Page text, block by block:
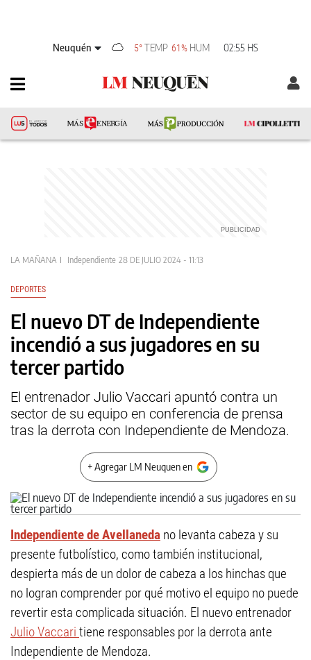
Neuquén 5° TEMP 61% HUM 02:55 HS
LA MAÑANA Independiente 28 DE JULIO 2024 - 11:13
DEPORTES
El nuevo DT de Independiente
incendió a sus jugadores en su
tercer partido
El entrenador Julio Vaccari apuntó contra un
sector de su equipo en conferencia de prensa
tras la derrota con Independiente de Mendoza.
+ Agregar LM Neuquen en
Independiente de Avellaneda no levanta cabeza y su
presente futbolístico, como también institucional,
despierta más de un dolor de cabeza a los hinchas que
no logran comprender por qué motivo el equipo no puede
revertir esta complicada situación. El nuevo entrenador
Julio Vaccari tiene responsables por la derrota ante
Independiente de Mendoza.